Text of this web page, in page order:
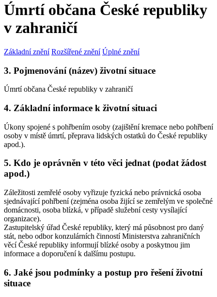
Úmrtí občana České republiky
v zahraničí
Základní znění Rozšířené znění Úplné znění
3. Pojmenování (název) životní situace
Úmrtí občana České republiky v zahraničí
4. Základní informace k životní situaci
Úkony spojené s pohřbením osoby (zajištění kremace nebo pohřbení
osoby v místě úmrtí, přeprava lidských ostatků do České republiky
apod.).
5. Kdo je oprávněn v této věci jednat (podat žádost
apod.)
Záležitosti zemřelé osoby vyřizuje fyzická nebo právnická osoba
sjednávající pohřbení (zejména osoba žijící se zemřelým ve společné
domácnosti, osoba blízká, v případě služební cesty vysílající
organizace).
Zastupitelský úřad České republiky, který má působnost pro daný
stát, nebo odbor konzulárních činností Ministerstva zahraničních
věcí České republiky informují blízké osoby a poskytnou jim
informace a doporučení k dalšímu postupu.
6. Jaké jsou podmínky a postup pro řešení životní
situace